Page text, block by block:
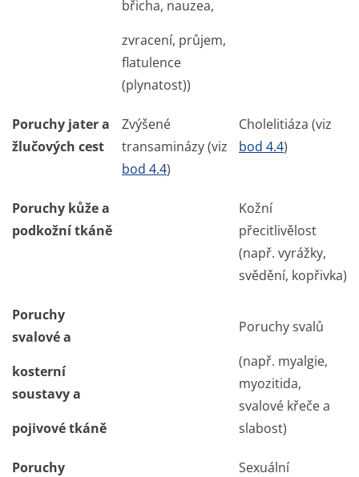
břicha, nauzea,
zvracení, průjem,
flatulence
(plynatost))
Poruchy jater a
žlučových cest
Zvýšené
transaminázy (viz
bod 4.4)
Cholelitiáza (viz
bod 4.4)
Poruchy kůže a
podkožní tkáně
Kožní
přecitlivělost
(např. vyrážky,
svědění, kopřivka)
Poruchy
svalové a
kosterní
soustavy a
pojivové tkáně
Poruchy svalů
(např. myalgie,
myozitida,
svalové křeče a
slabost)
Poruchy
Sexuální